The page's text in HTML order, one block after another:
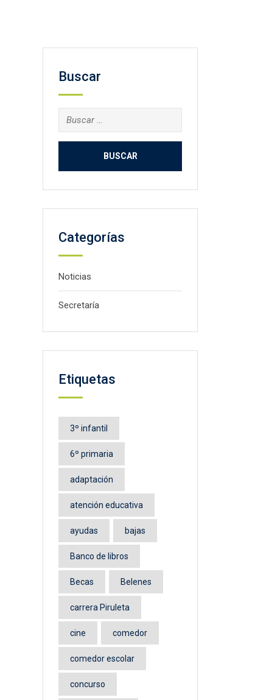
Buscar
Buscar:
Categorías
Noticias
Secretaría
Etiquetas
3º infantil
6º primaria
adaptación
atención educativa
ayudas bajas
Banco de libros
Becas Belenes
carrera Piruleta
cine comedor
comedor escolar
concurso